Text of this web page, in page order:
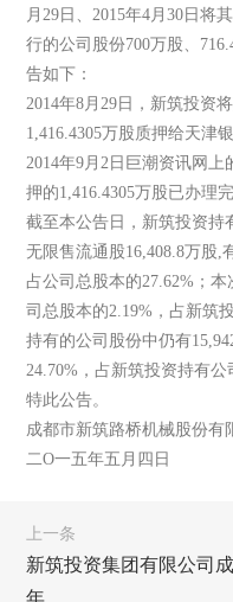
月29日、2015年4月30日将
行的公司股份700万股、
告如下：
2014年8月29日，新筑投资
1,416.4305万股质押给天津
2014年9月2日巨潮资讯网上
押的1,416.4305万股已办理
截至本公告日，新筑投资持
无限售流通股16,408.8万股,
占公司总股本的27.62%；
司总股本的2.19%，占新筑
持有的公司股份中仍有
24.70%，占新筑投资持有公
特此公告。
成都市新筑路桥机械股份有
二O一五年五月四日
上一条
新筑投资集团有限公司
年